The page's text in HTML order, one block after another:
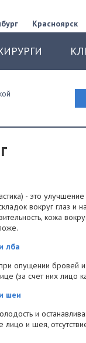
Красноярск
- это
вокруг глаз и
кожа
лба
опущении бровей и
(за счет них лицо
шеи
и
лицо и шея,